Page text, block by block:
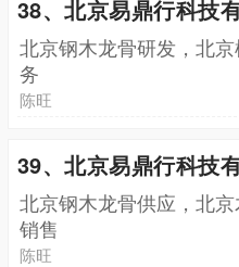
38、北京易鼎行科技
北京钢木龙骨研发，北
务
陈旺
39、北京易鼎行科技
北京钢木龙骨供应，北
销售
陈旺